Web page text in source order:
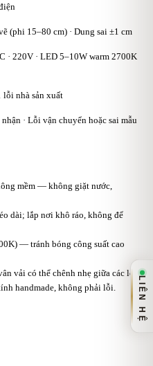
(phi 15–80 cm) · Dung sai ±1 cm
· 220V · LED 5–10W warm 2700K
lỗi nhà sản xuất
· Lỗi vận chuyển hoặc sai mẫu
mềm — không giặt nước,
dài; lắp nơi khô ráo, không để
— tránh bóng công suất cao
vải có thể chênh nhẹ giữa các lô,
handmade, không phải lỗi.
LIÊN HỆ